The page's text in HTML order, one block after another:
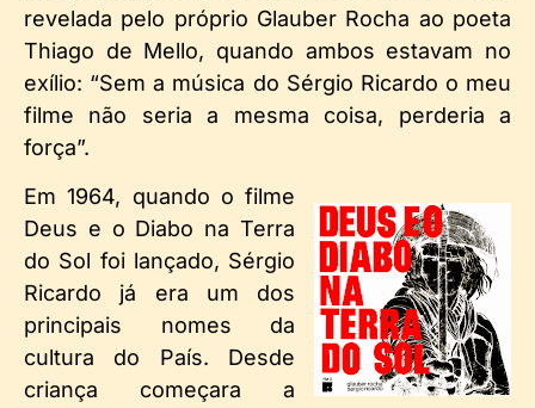
revelada pelo próprio Glauber Rocha ao poeta
Thiago de Mello, quando ambos estavam no
exílio: “Sem a música do Sérgio Ricardo o meu
filme não seria a mesma coisa, perderia a
força”.
Em 1964, quando o filme
Deus e o Diabo na Terra
do Sol foi lançado, Sérgio
Ricardo já era um dos
principais nomes da
cultura do País. Desde
criança começara a